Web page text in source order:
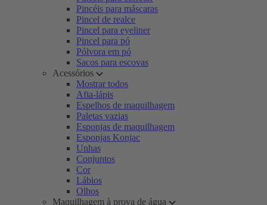
Pincéis para máscaras
Pincel de realce
Pincel para eyeliner
Pincel para pó
Pólvora em pó
Sacos para escovas
Acessórios
Mostrar todos
Afia-lápis
Espelhos de maquilhagem
Paletas vazias
Esponjas de maquilhagem
Esponjas Konjac
Unhas
Conjuntos
Cor
Lábios
Olhos
Maquilhagem à prova de água